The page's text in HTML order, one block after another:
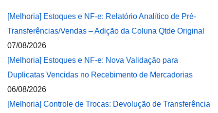
[Melhoria] Estoques e NF-e: Relatório Analítico de Pré-
Transferências/Vendas – Adição da Coluna Qtde Original
07/08/2026
[Melhoria] Estoques e NF-e: Nova Validação para
Duplicatas Vencidas no Recebimento de Mercadorias
06/08/2026
[Melhoria] Controle de Trocas: Devolução de Transferência